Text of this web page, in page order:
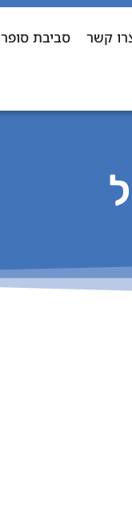
קשר סביבת סופר